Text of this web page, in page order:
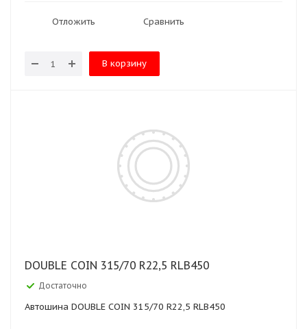
Отложить Сравнить
В корзину
DOUBLE COIN 315/70 R22,5 RLB450
Достаточно
Автошина DOUBLE COIN 315/70 R22,5 RLB450